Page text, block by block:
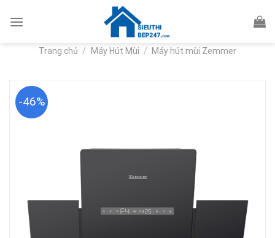
Trang chủ / Máy Hút Mùi / Máy hút mùi Zemmer
-46%